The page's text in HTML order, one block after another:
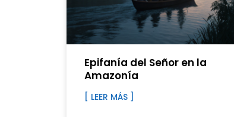
Epifanía del Señor en la
Amazonía
[ LEER MÁS ]